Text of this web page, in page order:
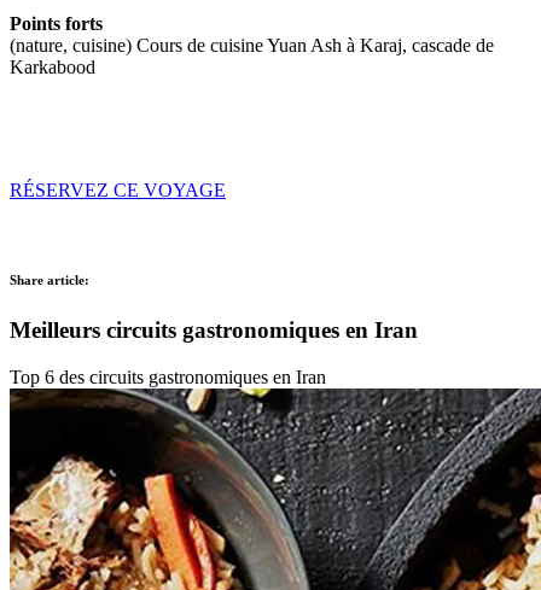
Points forts
(nature, cuisine) Cours de cuisine Yuan Ash à Karaj, cascade de
Karkabood
RÉSERVEZ CE VOYAGE
Share article:
Meilleurs circuits gastronomiques en Iran
Top 6 des circuits gastronomiques en Iran